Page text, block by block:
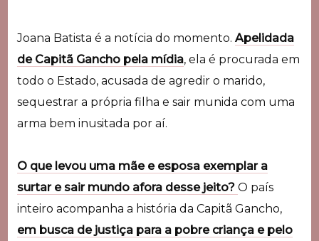
Joana Batista é a notícia do momento. Apelidada
de Capitã Gancho pela mídia, ela é procurada em
todo o Estado, acusada de agredir o marido,
sequestrar a própria filha e sair munida com uma
arma bem inusitada por aí.
O que levou uma mãe e esposa exemplar a
surtar e sair mundo afora desse jeito? O país
inteiro acompanha a história da Capitã Gancho,
em busca de justiça para a pobre criança e pelo